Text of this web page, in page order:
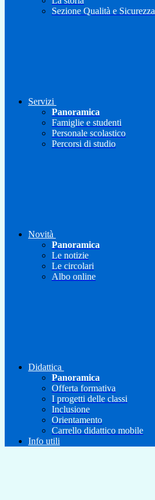
Sezione Qualità e Sicurezza
Servizi
Panoramica
Famiglie e studenti
Personale scolastico
Percorsi di studio
Novità
Panoramica
Le notizie
Le circolari
Albo online
Didattica
Panoramica
Offerta formativa
I progetti delle classi
Inclusione
Orientamento
Carrello didattico mobile
Info utili